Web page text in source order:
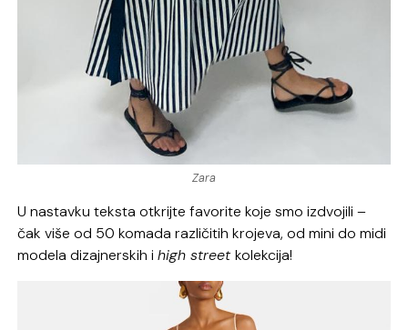
Zara
U nastavku teksta otkrijte favorite koje smo izdvojili –
čak više od 50 komada različitih krojeva, od mini do midi
modela dizajnerskih ihigh streetkolekcija!